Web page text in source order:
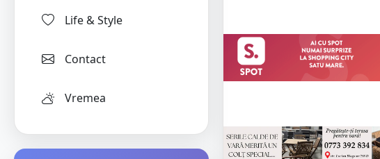
Life & Style
Contact
Vremea